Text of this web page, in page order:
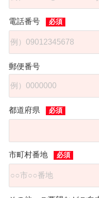
電話番号
郵便番号
都道府県
市町村番地